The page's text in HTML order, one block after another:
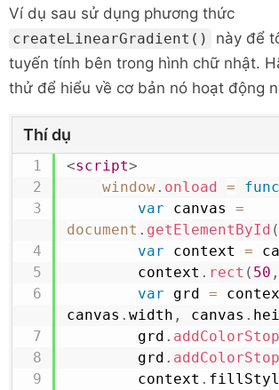
Ví dụ sau sử dụng phương thức
createLinearGradient()
này để
tuyến tính bên trong hình chữ nhật.
thử để hiểu về cơ bản nó hoạt động
Thí dụ
<script>
window. onload =
var canvas =
document . getElementById (
var context =
        context
. rect ( 50 ,
var grd =
canvas . width , canvas .
        grd
. addColorStop
        grd
. addColorStop
        context
.